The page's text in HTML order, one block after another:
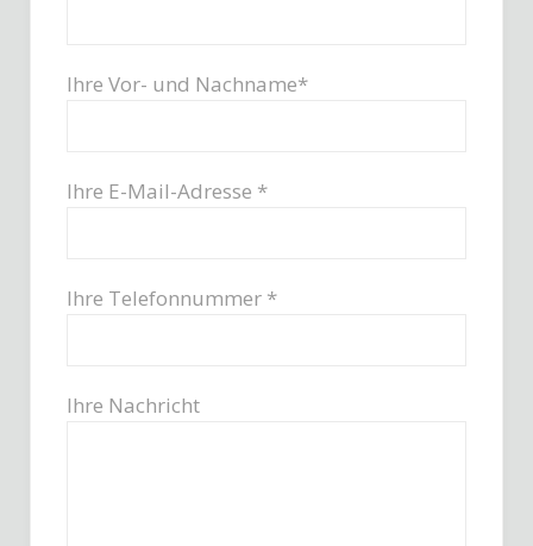
Ihre Vor- und Nachname*
Ihre E-Mail-Adresse *
Ihre Telefonnummer *
Ihre Nachricht